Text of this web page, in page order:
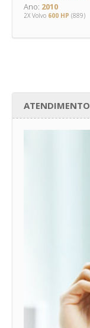
Ano: 2010
2X Volvo 600 HP (889)
ATENDIMENTO